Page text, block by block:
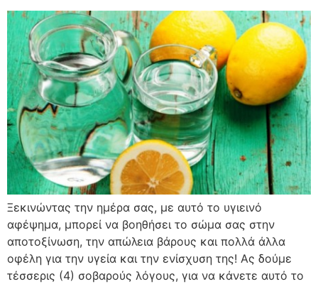
Ξεκινώντας την ημέρα σας, με αυτό το υγιεινό
αφέψημα, μπορεί να βοηθήσει το σώμα σας στην
αποτοξίνωση, την απώλεια βάρους και πολλά άλλα
οφέλη για την υγεία και την ενίσχυση της! Ας δούμε
τέσσερις (4) σοβαρούς λόγους, για να κάνετε αυτό το